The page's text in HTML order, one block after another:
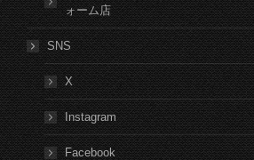
ォーム店
SNS
X
Instagram
Facebook